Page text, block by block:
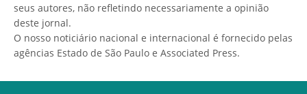
seus autores, não refletindo necessariamente a opinião
deste jornal.
O nosso noticiário nacional e internacional é fornecido pelas
agências Estado de São Paulo e Associated Press.